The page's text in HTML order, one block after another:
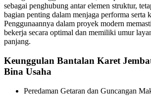
sebagai penghubung antar elemen struktur,
bagian penting dalam menjaga performa serta
Penggunaannya dalam proyek modern
bekerja secara optimal dan memiliki umur
panjang.
Keunggulan Bantalan Karet
Bina Usaha
Peredaman Getaran dan Guncangan